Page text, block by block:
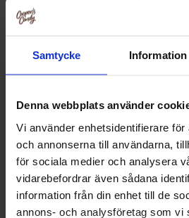
Samtycke Information
Denna webbplats använder
Vi använder enhetsidentifierare
och annonserna till användarna,
för sociala medier och analysera
vidarebefordrar även sådana
information från din enhet till de
annons- och analysföretag som vi
Candy Can Soda Sour Apple
33cl
19.90 kr